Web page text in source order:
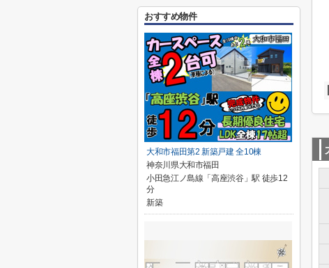
おすすめ物件
大和市福田第2 新築戸建 全10棟
神奈川県大和市福田
小田急江ノ島線「高座渋谷」駅 徒歩12
分
新築